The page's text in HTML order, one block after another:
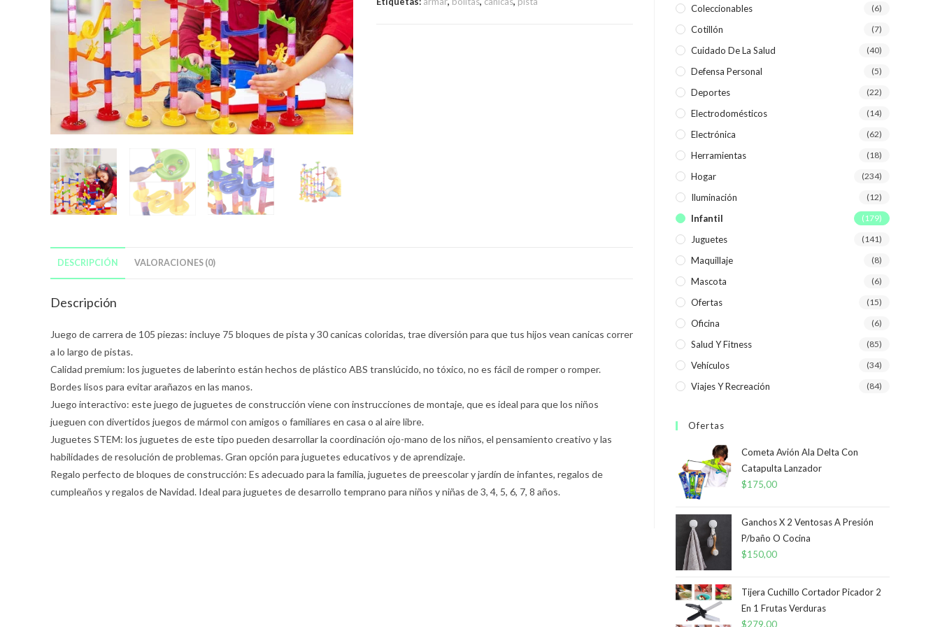
DESCRIPCIÓN VALORACIONES (0)
Descripción
Juego de carrera de 105 piezas: incluye 75 bloques de pista y 30 canicas coloridas, trae diversión para que tus hijos vean canicas correr
a lo largo de pistas.
Calidad premium: los juguetes de laberinto están hechos de plástico ABS translúcido, no tóxico, no es fácil de romper o romper.
Bordes lisos para evitar arañazos en las manos.
Juego interactivo: este juego de juguetes de construcción viene con instrucciones de montaje, que es ideal para que los niños
jueguen con divertidos juegos de mármol con amigos o familiares en casa o al aire libre.
Juguetes STEM: los juguetes de este tipo pueden desarrollar la coordinación ojo-mano de los niños, el pensamiento creativo y las
habilidades de resolución de problemas. Gran opción para juguetes educativos y de aprendizaje.
Regalo perfecto de bloques de construcción: Es adecuado para la familia, juguetes de preescolar y jardín de infantes, regalos de
cumpleaños y regalos de Navidad. Ideal para juguetes de desarrollo temprano para niños y niñas de 3, 4, 5, 6, 7, 8 años.
Coleccionables (6)
Cotillón (7)
Cuidado De La Salud (40)
Defensa Personal (5)
Deportes (22)
Electrodomésticos (14)
Electrónica (62)
Herramientas (18)
Hogar (234)
Iluminación (12)
Infantil (179)
Juguetes (141)
Maquillaje (8)
Mascota (6)
Ofertas (15)
Oficina (6)
Salud Y Fitness (85)
Vehículos (34)
Viajes Y Recreación (84)
Ofertas
Cometa Avión Ala Delta Con
Catapulta Lanzador
$175,00
Ganchos X 2 Ventosas A Presión
P/baño O Cocina
$150,00
Tijera Cuchillo Cortador Picador 2
En 1 Frutas Verduras
$279,00